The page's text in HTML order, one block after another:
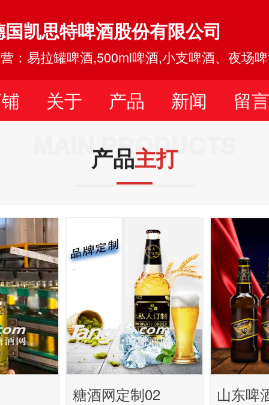
国凯思特啤酒股份有限公司
：易拉罐啤酒,500ml啤酒,小支啤酒、夜场
关于 产品 新闻 留言
MAIN PRODUCTS
产品主打
糖酒网定制02
山东啤